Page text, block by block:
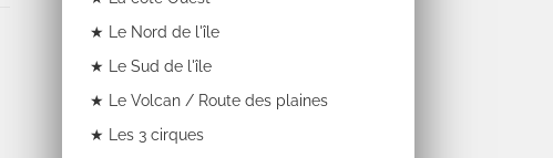
★ Le Nord de l'île
★ Le Sud de l'île
★ Le Volcan / Route des plaines
★ Les 3 cirques